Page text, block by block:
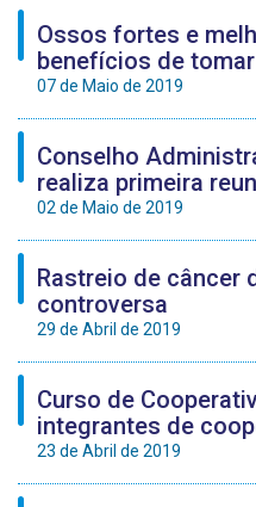
Ossos fortes e
benefícios de
07 de Maio de 2019
Conselho
realiza primeira
02 de Maio de 2019
Rastreio de câncer
controversa
29 de Abril de 2019
Curso de
integrantes de
23 de Abril de 2019